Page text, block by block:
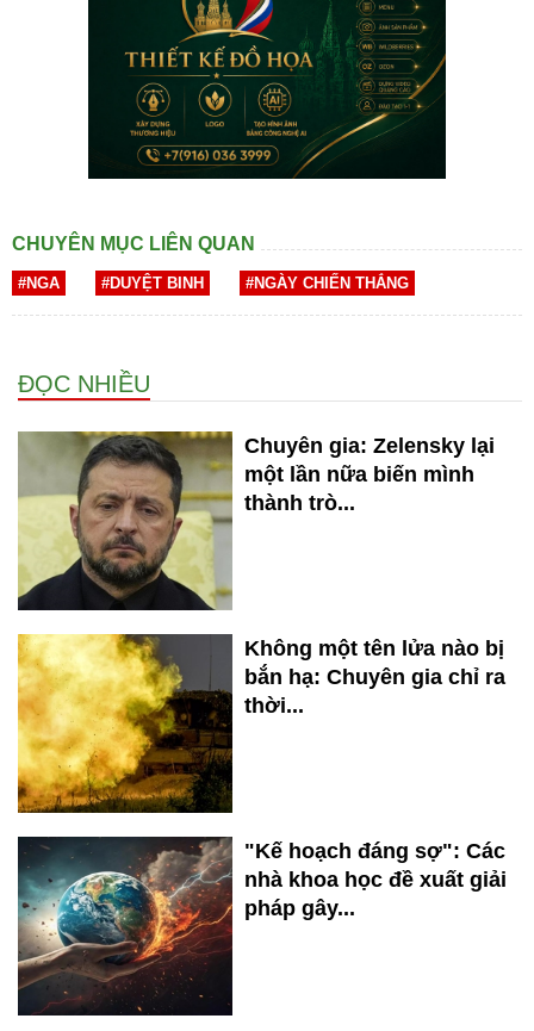
CHUYÊN MỤC LIÊN QUAN
#NGA #DUYỆT BINH #NGÀY CHIẾN THẮNG
ĐỌC NHIỀU
Chuyên gia: Zelensky lại
một lần nữa biến mình
thành trò...
Không một tên lửa nào bị
bắn hạ: Chuyên gia chỉ ra
thời...
"Kế hoạch đáng sợ": Các
nhà khoa học đề xuất giải
pháp gây...